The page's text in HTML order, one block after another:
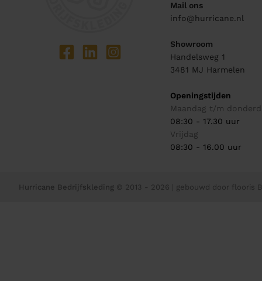
Mail ons
info@hurricane.nl
Showroom
Handelsweg 1
3481 MJ Harmelen
Openingstijden
Maandag t/m
08:30 - 17.30 uur
Vrijdag
08:30 - 16.00 uur
Hurricane Bedrijfskleding © 2013 - 2026 | gebouwd door flooris